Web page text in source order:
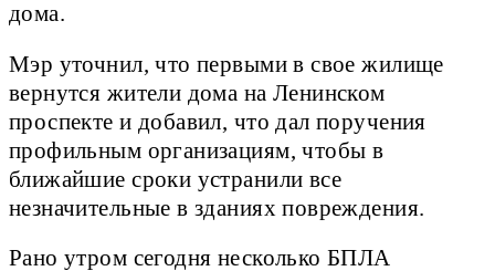
дома.
Мэр уточнил, что первыми в свое жилище
вернутся жители дома на Ленинском
проспекте и добавил, что дал поручения
профильным организациям, чтобы в
ближайшие сроки устранили все
незначительные в зданиях повреждения.
Рано утром сегодня несколько БПЛА